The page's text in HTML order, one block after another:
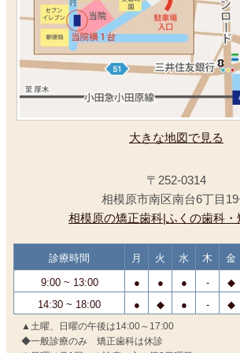
大きな地図で見る
〒252-0314
相模原市南区南台6丁目
相模原の矯正歯科|ふくの歯科・
診療時間 月 火 水 木 金
9:00 ~ 13:00 ● ● ● - ◆
14:30 ~ 18:00
● ◆ ● - ◆
▲土曜、日曜の午後は14:00～17:00
◆一般診療のみ 矯正歯科は休診